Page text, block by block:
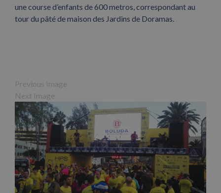
une course d’enfants de 600 metros, correspondant au
tour du pâté de maison des Jardins de Doramas.
Previous Image
Next Image